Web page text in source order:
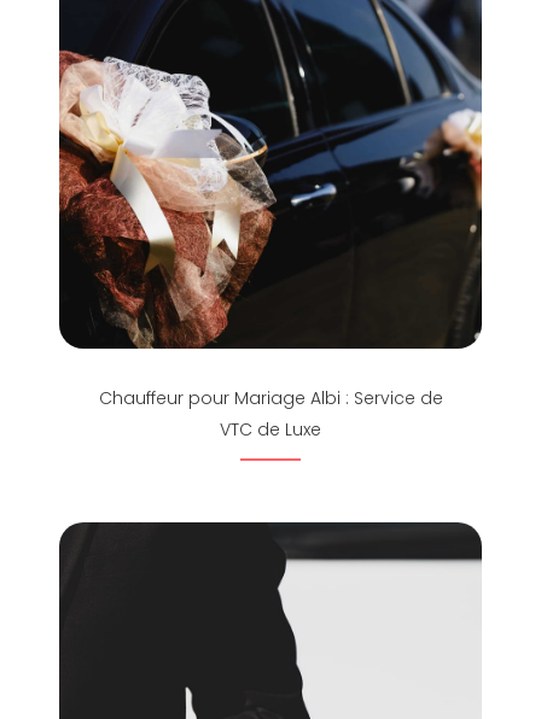
Chauffeur pour Mariage Albi : Service de
VTC de Luxe